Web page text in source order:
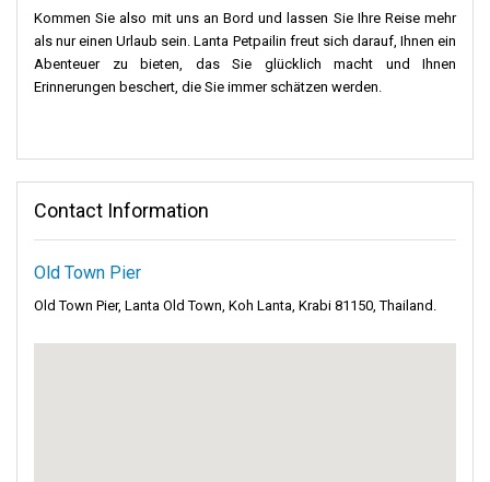
Kommen Sie also mit uns an Bord und lassen Sie Ihre Reise mehr
als nur einen Urlaub sein. Lanta Petpailin freut sich darauf, Ihnen ein
Abenteuer zu bieten, das Sie glücklich macht und Ihnen
Erinnerungen beschert, die Sie immer schätzen werden.
Contact Information
Old Town Pier
Old Town Pier, Lanta Old Town, Koh Lanta, Krabi 81150, Thailand.